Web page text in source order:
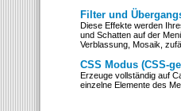
Filter und
Diese Effekte werden
und Schatten auf der
Verblassung, Mosaik,
CSS Modus (CSS-
Erzeuge vollständig auf
einzelne Elemente des